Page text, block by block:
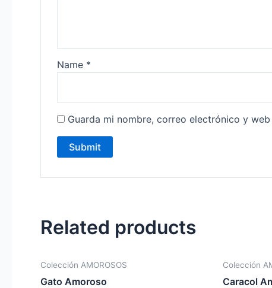
Name *
Guarda mi nombre, correo electrónico y
Related products
Colección AMOROSOS
Gato Amoroso
Colección
Caracol